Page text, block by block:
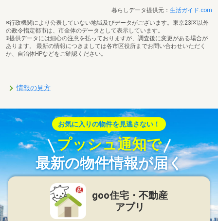
暮らしデータ提供元： 生活ガイド.com
※行政機関により公表していない地域及びデータがございます。東京23区以外
の政令指定都市は、市全体のデータとして表示しています。
※提供データには細心の注意を払っておりますが、調査後に変更がある場合が
あります。 最新の情報につきましては各市区役所までお問い合わせいただく
か、自治体HPなどをご確認ください。
情報の見方
お気に入りの物件を見逃さない！
プッシュ通知で
最新の物件情報が届く
goo住宅・不動産
アプリ